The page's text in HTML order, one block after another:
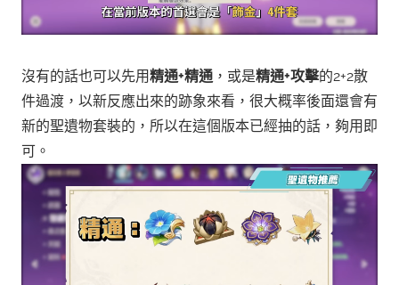
沒有的話也可以先用精通+精通 ，或是精通+攻擊的2+2散
件過渡，以新反應出來的跡象來看，很大概率後面還會有
新的聖遺物套裝的，所以在這個版本已經抽的話，夠用即
可。